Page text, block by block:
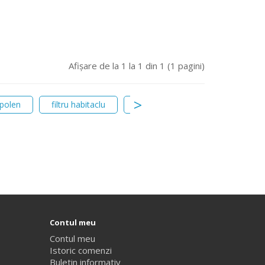
Afişare de la 1 la 1 din 1 (1 pagini)
filtru habitaclu filtru polen cu carbon activ
Contul meu
Contul meu
Istoric comenzi
Buletin informativ